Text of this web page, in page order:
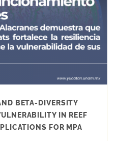
BETA-DIVERSITY
IN REEF
FOR MPA